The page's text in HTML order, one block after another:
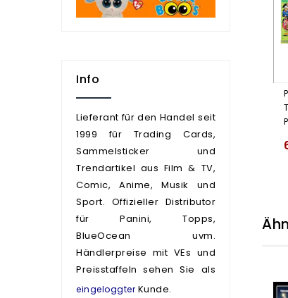
Info
Lieferant für den Handel seit
1999 für Trading Cards,
Sammelsticker und
Trendartikel aus Film & TV,
Comic, Anime, Musik und
Sport. Offizieller Distributor
für Panini, Topps,
BlueOcean uvm.
Händlerpreise mit VEs und
Preisstaffeln sehen Sie als
eingeloggter Kunde.